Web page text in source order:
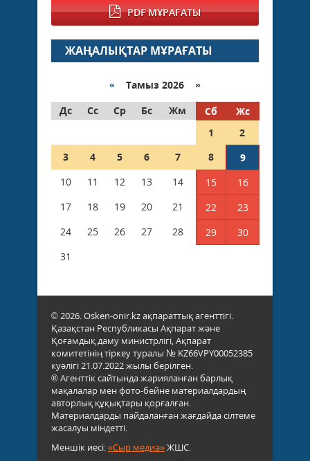
PDF МҰРАҒАТЫ
ЖАҢАЛЫҚТАР МҰРАҒАТЫ
« Тамыз 2026 »
Дс
Сс Ср Бс Жм Сб
Жс
1
2
3
4 5 6 7 8
9
10
11 12 13 14 15
16
17
18 19 20 21 22
23
24
25 26 27 28 29
30
31
© 2026. Osken-onir.kz ақпараттық агенттігі.
Қазақстан Республикасы Ақпарат және
Қоғамдық даму министрлігі, Ақпарат
комитетінің тіркеу туралы № KZ66VPY00052385
куәлігі 21.07.2022 жылы берілген.
® Агенттік сайтында жарияланған барлық
мақалалар мен фото-бейне материалдардың
авторлық құқықтары қорғалған.
Материалдарды пайдаланған жағдайда сілтеме
жасалуы міндетті.
Меншік иесі:«Сыр медиа»ЖШС.